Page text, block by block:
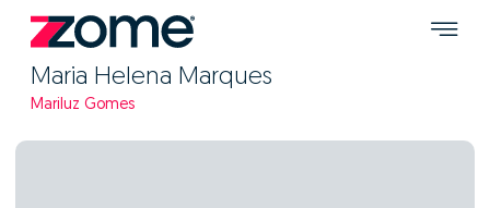
Maria Helena Marques
Mariluz Gomes